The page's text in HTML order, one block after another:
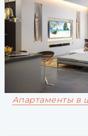
Апартаменты в